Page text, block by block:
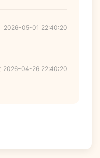
2026-05-01 22:40:20
2026-04-26 22:40:20